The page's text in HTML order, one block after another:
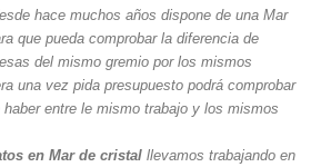
hace muchos años dispone de una Mar
que pueda comprobar la diferencia de
del mismo gremio por los mismos
una vez pida presupuesto podrá comprobar
entre le mismo trabajo y los mismos
en Mar de cristal llevamos trabajando en